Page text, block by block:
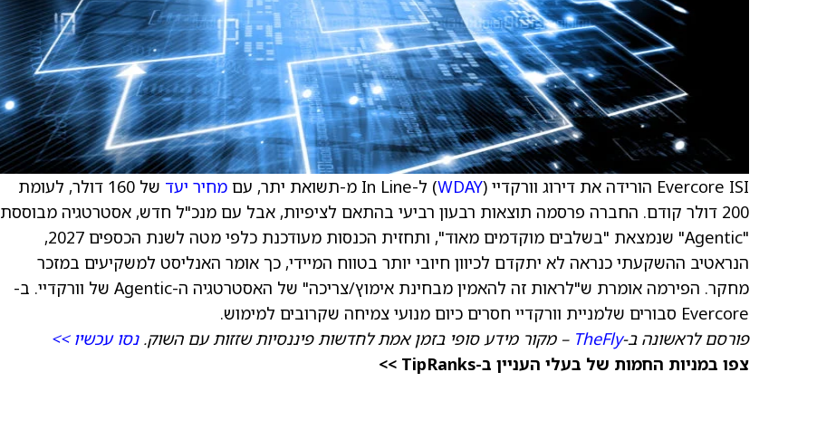
Evercore ISI הורידה את דירוג וורקדיי ( WDAY) ל-In Line מ-תשואת יתר, עם מחיר יעד
של 160 דולר, לעומת
200 דולר קודם. החברה פרסמה תוצאות רבעון רביעי בהתאם לציפיות, אבל עם מנכ"ל חדש, אסטרטגיה מבוססת
"Agentic" שנמצאת "בשלבים מוקדמים מאוד", ותחזית הכנסות מעודכנת כלפי מטה לשנת הכספים 2027,
הנראטיב ההשקעתי כנראה לא יתקדם לכיוון חיובי יותר בטווח המיידי, כך אומר האנליסט למשקיעים במזכר
מחקר. הפירמה אומרת ש"לראות זה להאמין מבחינת אימוץ/צריכה" של האסטרטגיה ה-Agentic של וורקדיי. ב-
Evercore סבורים שלמניית וורקדיי חסרים כיום מנועי צמיחה שקרובים למימוש.
פורסם לראשונה ב-TheFly – מקור מידע סופי בזמן אמת לחדשות פיננסיות שזזות עם השוק.נסו עכשיו >>
צפו במניות החמות של בעלי העניין ב-TipRanks >>